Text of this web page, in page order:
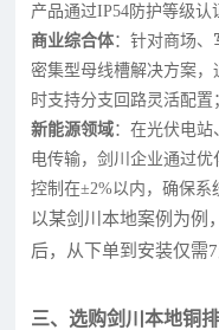
产品通过IP54防护等级认
商业综合体：针对商场
密集型母线槽解决方案，
时支持分支回路灵活配置
新能源领域：在光伏电
电传输，剑川企业通过
控制在±2%以内，确保系
以某剑川本地案例为例
后，从下单到安装仅需
三、选购剑川本地铜